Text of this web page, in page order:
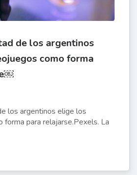
de los argentinos
como forma
los argentinos elige los
forma para relajarse.Pexels. La